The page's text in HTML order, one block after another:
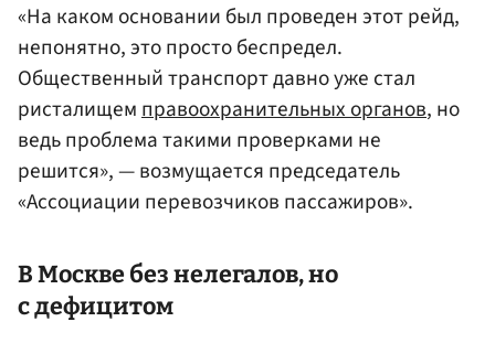
«На каком основании был проведен этот рейд,
непонятно, это просто беспредел.
Общественный транспорт давно уже стал
ристалищемправоохранительных органов, но
ведь проблема такими проверками не
решится», — возмущается председатель
«Ассоциации перевозчиков пассажиров».
В Москве без нелегалов, но
с дефицитом